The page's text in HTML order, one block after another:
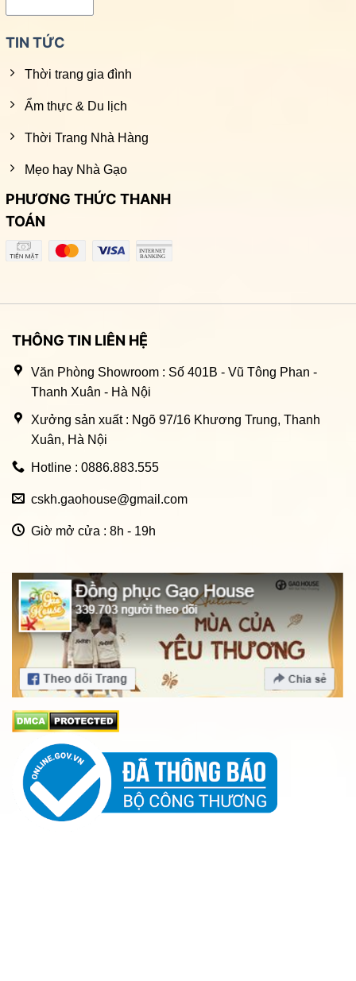
TIN TỨC
Thời trang gia đình
Ẩm thực & Du lịch
Thời Trang Nhà Hàng
Mẹo hay Nhà Gạo
PHƯƠNG THỨC THANH
TOÁN
THÔNG TIN LIÊN HỆ
Văn Phòng Showroom : Số 401B - Vũ Tông Phan -
Thanh Xuân - Hà Nội
Xưởng sản xuất : Ngõ 97/16 Khương Trung, Thanh
Xuân, Hà Nội
Hotline : 0886.883.555
cskh.gaohouse@gmail.com
Giờ mở cửa : 8h - 19h